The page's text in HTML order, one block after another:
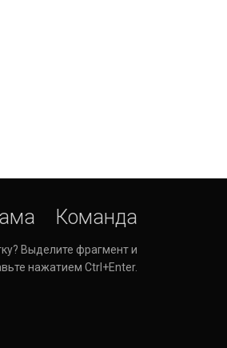
Команда
Выделите фрагмент и
нажатием Ctrl+Enter.